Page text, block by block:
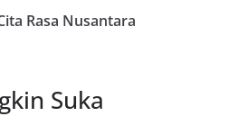
Rasa Nusantara
Suka